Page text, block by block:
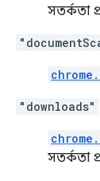
সতর্কতা
"downloads"
সতর্কতা